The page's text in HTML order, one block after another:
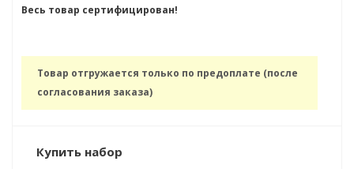
Весь товар сертифицирован!
Товар отгружается только по предоплате (после
согласования заказа)
Купить набор